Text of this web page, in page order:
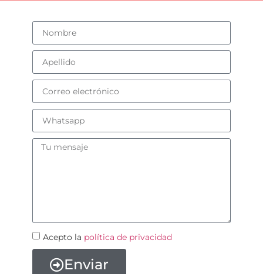
Acepto la política de privacidad
Enviar